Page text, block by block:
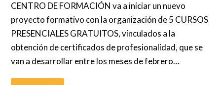
CENTRO DE FORMACIÓN va a iniciar un nuevo
proyecto formativo con la organización de 5 CURSOS
PRESENCIALES GRATUITOS, vinculados a la
obtención de certificados de profesionalidad, que se
van a desarrollar entre los meses de febrero…